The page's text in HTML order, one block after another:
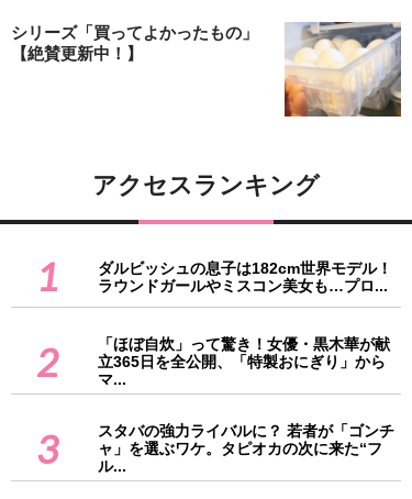
シリーズ「買ってよかったもの」
【絶賛更新中！】
アクセスランキング
1
ダルビッシュの息子は182cm世界モデル！
ラウンドガールやミスコン美女も…プロ...
2
「ほぼ自炊」って驚き！女優・黒木華が献
立365日を全公開、「特製おにぎり」から
マ...
3
スタバの強力ライバルに？ 若者が「ゴンチ
ャ」を選ぶワケ。タピオカの次に来た“フ
ル...